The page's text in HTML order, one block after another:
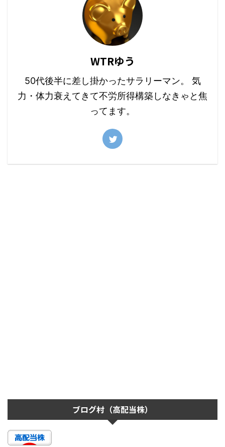
WTRゆう
50代後半に差し掛かったサラリーマン。 気
力・体力衰えてきて不労所得構築しなきゃと焦
ってます。
ブログ村（高配当株）